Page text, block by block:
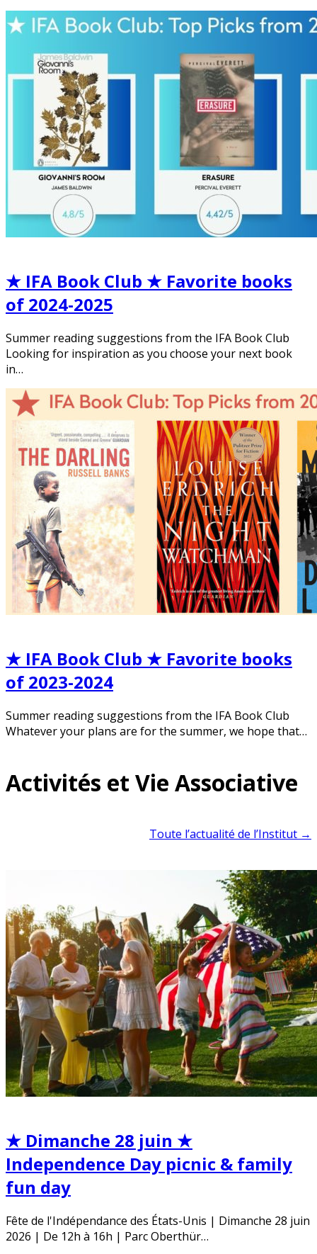
★ IFA Book Club ★ Favorite books
of 2024-2025
Summer reading suggestions from the IFA Book Club
Looking for inspiration as you choose your next book
in…
★ IFA Book Club ★ Favorite books
of 2023-2024
Summer reading suggestions from the IFA Book Club
Whatever your plans are for the summer, we hope that…
Activités et Vie Associative
Toute l’actualité de l’Institut →
★ Dimanche 28 juin ★
Independence Day picnic & family
fun day
Fête de l'Indépendance des États-Unis | Dimanche 28 juin
2026 | De 12h à 16h | Parc Oberthür…